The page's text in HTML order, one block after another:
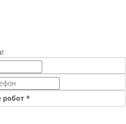
робот *